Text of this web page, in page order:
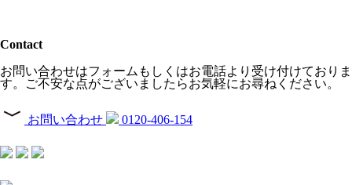
Contact
お問い合わせはフォームもしくはお電話より受け付けておりま
す。
ご不安な点がございましたらお気軽にお尋ねください。
お問い合わせ 0120-406-154